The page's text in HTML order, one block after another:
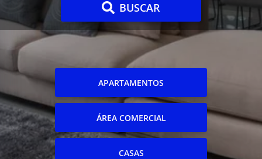
BUSCAR
APARTAMENTOS
ÁREA COMERCIAL
CASAS